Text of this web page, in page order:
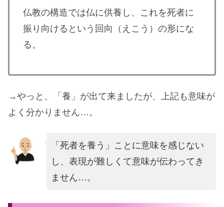
仏教の構造では仏に供養し、これを死者に
振り向けるという回向（えこう）の形にな
る。
→やっと、「養」が出て来ましたが、上記も意味が
よく分かりません…。
「死者を養う」ことに意味を感じない
し、表現が難しくて意味が伝わってき
ません…。